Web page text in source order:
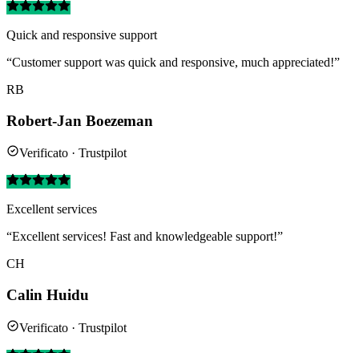
Quick and responsive support
“Customer support was quick and responsive, much appreciated!”
RB
Robert-Jan Boezeman
Verificato · Trustpilot
Excellent services
“Excellent services! Fast and knowledgeable support!”
CH
Calin Huidu
Verificato · Trustpilot